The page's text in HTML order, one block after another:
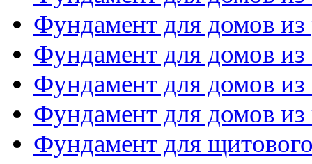
Фундамент для домов из
Фундамент для домов
Фундамент для домов
Фундамент для домов из
Фундамент для